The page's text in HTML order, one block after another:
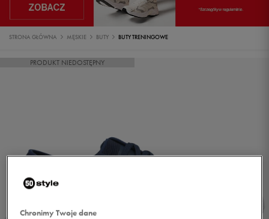
STRONA GŁÓWNA MĘSKIE BUTY BUTY TRENINGOWE
PRODUKT NIEDOSTĘPNY
Chronimy Twoje dane